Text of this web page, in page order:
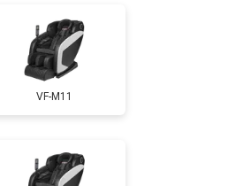
Заказать
Заказать
Заказать
VF-M11